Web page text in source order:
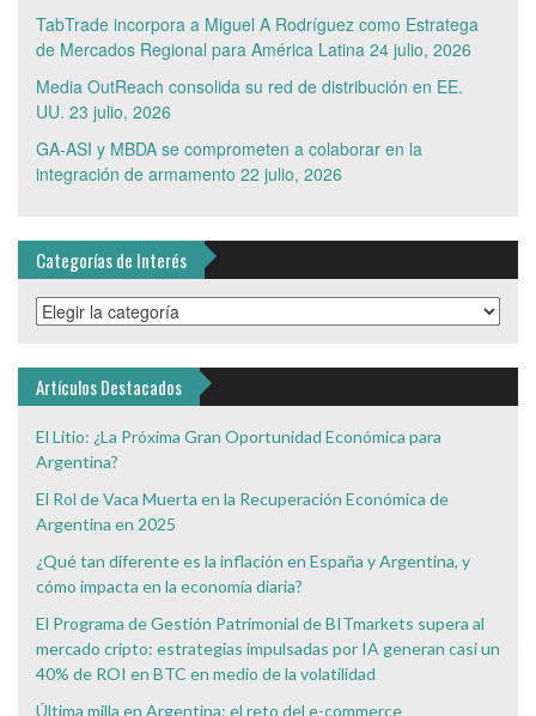
TabTrade incorpora a Miguel A Rodríguez como Estratega
de Mercados Regional para América Latina 24 julio, 2026
Media OutReach consolida su red de distribución en EE.
UU. 23 julio, 2026
GA-ASI y MBDA se comprometen a colaborar en la
integración de armamento 22 julio, 2026
Categorías de Interés
Categorías
de
Artículos Destacados
El Litio: ¿La Próxima Gran Oportunidad Económica para
Argentina?
El Rol de Vaca Muerta en la Recuperación Económica de
Argentina en 2025
¿Qué tan diferente es la inflación en España y Argentina, y
cómo impacta en la economía diaria?
El Programa de Gestión Patrimonial de BITmarkets supera al
mercado cripto: estrategias impulsadas por IA generan casi un
40% de ROI en BTC en medio de la volatilidad
Última milla en Argentina: el reto del e-commerce